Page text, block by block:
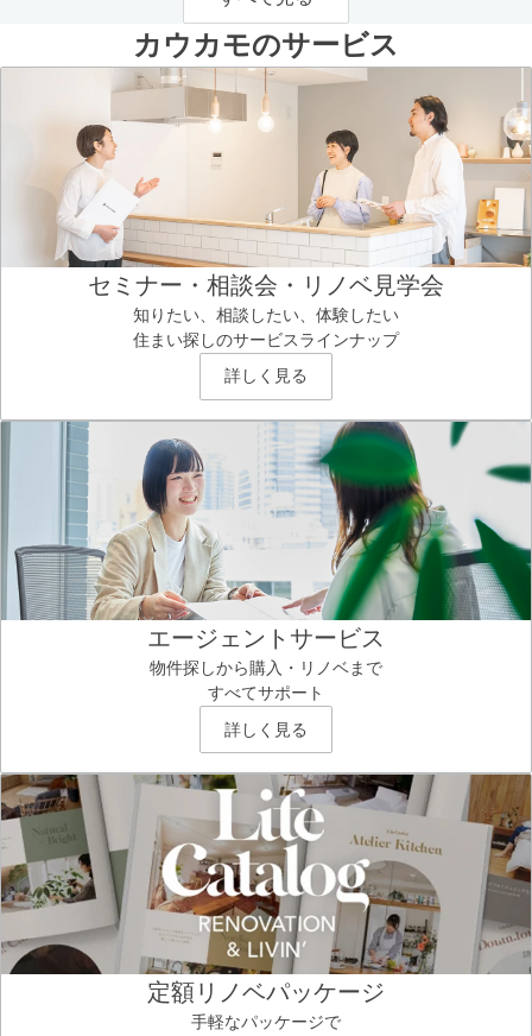
カウカモのサービス
セミナー・相談会・リノベ見学会
知りたい、相談したい、体験したい
住まい探しのサービスラインナップ
詳しく見る
エージェントサービス
物件探しから購入・リノベまで
すべてサポート
詳しく見る
定額リノベパッケージ
手軽なパッケージで